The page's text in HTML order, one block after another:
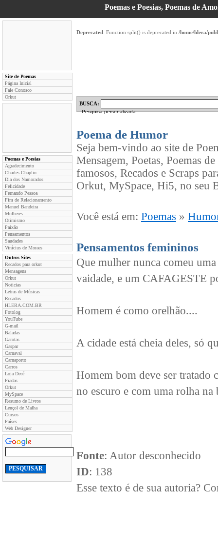
Poemas e Poesias, Poemas de
Site de Poemas
Página Inicial
Fale Conosco
Orkut
Poemas e Poesias
Agradecimento
Charles Chaplin
Dia dos Namorados
Felicidade
Fernando Pessoa
Fim de Relacionamento
Manuel Bandeira
Mulheres
Otimismo
Paixão
Pensamentos
Saudades
Vinícius de Moraes
Outros Sites
Recados para orkut
Mensagens
Orkut
Noticias
Letras de Músicas
Recados
HLERA.COM.BR
Fotolog
YouTube
G-mail
Baladas
Garotas
Gaspar
Carnaval
Carnaporto
Carros
Loja Decé
Piadas
Orkut
MySpace
Resumo de Livros
Lençol de Malha
Cursos
Países
Web Designer
Deprecated: Function split() is deprecated in /home/hlera/
BUSCA:
Pesquisa personalizada
Poema de Humor
Seja bem-vindo ao site de
Mensagem, Poetas, Poemas
famosos, Recados e Scraps
Orkut, MySpace, Hi5, no seu
Você está em: Poemas »
Pensamentos femininos
Que mulher nunca comeu
vaidade, e um CAFAGESTE
Homem é como orelhão....
A cidade está cheia deles, só
Homem bom deve ser
no escuro e com uma rolha
Fonte: Autor desconhecido
ID: 138
Esse texto é de sua autoria?